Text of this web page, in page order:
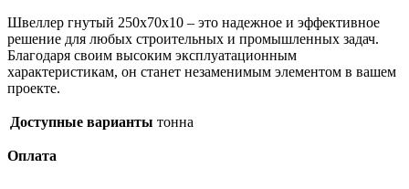
Швеллер гнутый 250х70х10 – это надежное и эффективное
решение для любых строительных и промышленных задач.
Благодаря своим высоким эксплуатационным
характеристикам, он станет незаменимым элементом в вашем
проекте.
Доступные варианты тонна
Оплата